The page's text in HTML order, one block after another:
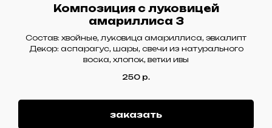
Композиция с луковицей
амариллиса 3
Состав: хвойные, луковица амариллиса, эвкалипт
Декор: аспарагус, шары, свечи из натурального
воска, хлопок, ветки ивы
250 р.
заказать